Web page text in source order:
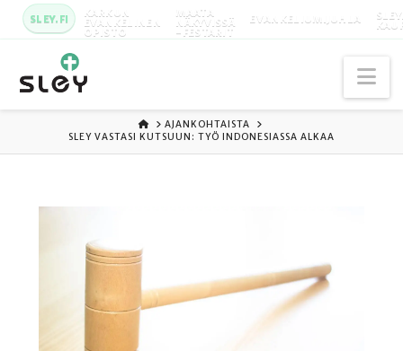
SLEY.FI KARKUN
EVANKELINEN
OPISTO
MAATA
NÄKYVISSÄ
-FESTARIT
EVANKELIUMIJUHLA
ETUSIVU
AJANKOHTAISTA
SLEY VASTASI KUTSUUN: TYÖ INDONESIASSA ALKAA